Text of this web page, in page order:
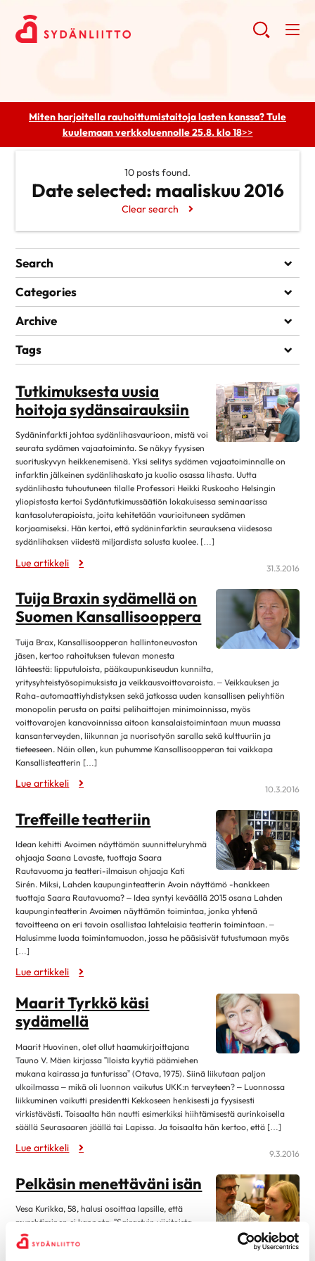
Miten harjoitella rauhoittumistaitoja lasten kanssa? Tule
kuulemaanverkkoluennolle 25.8. klo 18>>
10 posts found.
Date selected: maaliskuu 2016
Clear search
Search
Categories
Elämää sairauden kanssa
Kuntoutuminen
Matkustaminen
Omahoito ja seuranta
Palveluita sairastuneelle
Sairastuneen liikunta
Seksuaalisuus
Sosiaaliturva
Toipuminen ja sopeutuminen
Koronakysymykset
Kulttuuri
Kirjat
Museot ja näyttelyt
Musiikki
Teatteri, elokuvat ja sarjat
Lehdistötiedote
Luottamustoimi
Ruoka & Ravitsemus
Ruokaohjeita
Terveellinen syöminen
Sydän.fi
Ajankohtaista
Sydän2020
Sydänsairaudet
Harvinaiset sydänsairaudet
Kohonnut verenpaine
Muut rytmihäiriöt
Sepelvaltimotauti
Sydämen vajaatoiminta
Sydänlihaksen ja läppien tulehdukset
Sydänsairauksien oireet ja vaaratekijät
Synnynnäiset sydänviat
Tahdistinhoito
Terveys & Hyvinvointi
Archive
heinäkuu 2026
kesäkuu 2026 1
toukokuu 2026 1
huhtikuu 2026 7
maaliskuu 2026 3
helmikuu 2026
tammikuu 2026
joulukuu 2025
lokakuu 2025
elokuu 2025
kesäkuu 2025 4
huhtikuu 2025 11
2
helmikuu 2025 4
tammikuu 2025
joulukuu 2024
marraskuu 2024
lokakuu 2024
syyskuu 2024
elokuu 2024
maaliskuu 2024 8
helmikuu 2024 5
tammikuu 2024 11
joulukuu 2023
marraskuu 2023
lokakuu 2023 12
syyskuu 2023
kesäkuu 2023
toukokuu 2023
huhtikuu 2023 3
maaliskuu 2023
helmikuu 2023
tammikuu 2023
marraskuu 2022
lokakuu 2022 12
syyskuu 2022 1
12
kesäkuu 2022 1
toukokuu 2022 2
Tags
Tutkimuksesta uusia
hoitoja sydänsairauksiin
Sydäninfarkti johtaa sydänlihasvaurioon, mistä voi
seurata sydämen vajaatoiminta. Se näkyy fyysisen
suorituskyvyn heikkenemisenä. Yksi selitys sydämen vajaatoiminnalle on
infarktin jälkeinen sydänlihaskato ja kuolio osassa lihasta. Uutta
sydänlihasta tuhoutuneen tilalle Professori Heikki Ruskoaho Helsingin
yliopistosta kertoi Sydäntutkimussäätiön lokakuisessa seminaarissa
kantasoluterapioista, joita kehitetään vaurioituneen sydämen
korjaamiseksi. Hän kertoi, että sydäninfarktin seurauksena viidesosa
sydänlihaksen viidestä miljardista solusta kuolee. […]
Lue artikkeli 31.3.2016
Tuija Braxin sydämellä on
Suomen Kansallisooppera
Tuija Brax, Kansallisoopperan hallintoneuvoston
jäsen, kertoo rahoituksen tulevan monesta
lähteestä: lipputuloista, pääkaupunkiseudun kunnilta,
yritysyhteistyösopimuksista ja veikkausvoittovaroista. – Veikkauksen ja
Raha-automaattiyhdistyksen sekä jatkossa uuden kansallisen peliyhtiön
monopolin perusta on paitsi pelihaittojen minimoinnissa, myös
voittovarojen kanavoinnissa aitoon kansalaistoimintaan muun muassa
kansanterveyden, liikunnan ja nuorisotyön saralla sekä kulttuuriin ja
tieteeseen. Näin ollen, kun puhumme Kansallisoopperan tai vaikkapa
Kansallisteatterin […]
Lue artikkeli 10.3.2016
Treffeille teatteriin
Idean kehitti Avoimen näyttämön suunnitteluryhmä
ohjaaja Saana Lavaste, tuottaja Saara
Rautavuoma ja teatteri-ilmaisun ohjaaja Kati
Sirén. Miksi, Lahden kaupunginteatterin Avoin näyttämö -hankkeen
tuottaja Saara Rautavuoma? – Idea syntyi keväällä 2015 osana Lahden
kaupunginteatterin Avoimen näyttämön toimintaa, jonka yhtenä
tavoitteena on eri tavoin osallistaa lahtelaisia teatterin toimintaan. –
Halusimme luoda toimintamuodon, jossa he pääsisivät tutustumaan myös
[…]
Lue artikkeli
Maarit Tyrkkö käsi
sydämellä
Maarit Huovinen, olet ollut haamukirjoittajana
Tauno V. Mäen kirjassa ”Iloista kyytiä päämiehen
mukana kairassa ja tunturissa” (Otava, 1975). Siinä liikutaan paljon
ulkoilmassa – mikä oli luonnon vaikutus UKK:n terveyteen? – Luonnossa
liikkuminen vaikutti presidentti Kekkoseen henkisesti ja fyysisesti
virkistävästi. Toisaalta hän nautti esimerkiksi hiihtämisestä aurinkoisella
säällä Seurasaaren jäällä tai Lapissa. Ja toisaalta hän kertoo, että […]
Lue artikkeli 9.3.2016
Pelkäsin menettäväni isän
Vesa Kurikka, 58, halusi osoittaa lapsille, että
murehtiminen ei kannata: ”Sairastuin viisitoista
vuotta sitten sydänlihasrappeumaan kuin
salamana kirkkaalta taivaalta. Olin koko ikäni harrastanut liikuntaa ja